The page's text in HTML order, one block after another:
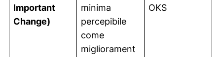
Important
Change)
minima
percepibile
come
migliorament
OKS